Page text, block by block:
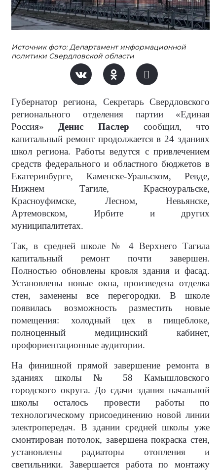
Источник фото: Департамент информационной
политики Свердловской области
Губернатор региона, Секретарь Свердловского
регионального отделения партии «Единая
Россия» Денис Паслер сообщил, что
капитальный ремонт продолжается в 24 зданиях
школ региона. Работы ведутся с привлечением
средств федерального и областного бюджетов в
Екатеринбурге, Каменске-Уральском, Ревде,
Нижнем Тагиле, Красноуральске,
Красноуфимске, Лесном, Невьянске,
Артемовском, Ирбите и других
муниципалитетах.
Так, в средней школе № 4 Верхнего Тагила
капитальный ремонт почти завершен.
Полностью обновлены кровля здания и фасад.
Установлены новые окна, произведена отделка
стен, заменены все перегородки. В школе
появилась возможность разместить новые
помещения: холодный цех в пищеблоке,
полноценный медицинский кабинет,
профориентационные аудитории.
На финишной прямой завершение ремонта в
зданиях школы № 58 Камышловского
городского округа. До сдачи здания начальной
школы осталось провести работы по
технологическому присоединению новой линии
электропередач. В здании средней школы уже
смонтирован потолок, завершена покраска стен,
установлены радиаторы отопления и
светильники. Завершается работа по монтажу